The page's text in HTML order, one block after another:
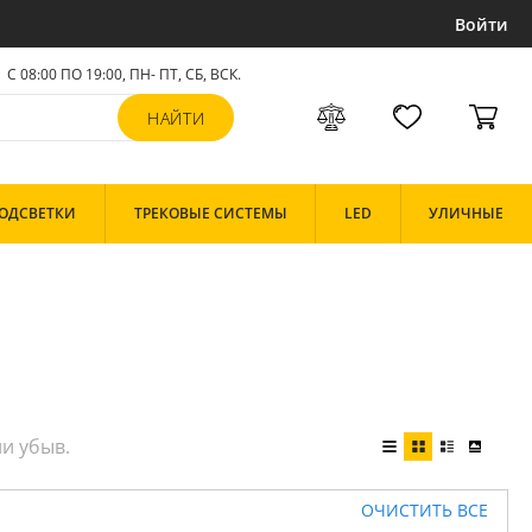
Войти
С 08:00 ПО 19:00, ПН- ПТ,СБ, ВСК.
ТРЕКОВЫЕ СИСТЕМЫ LED УЛИЧНЫЕ
ОЧИСТИТЬ ВСЕ